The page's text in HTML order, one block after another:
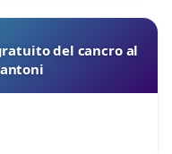
del cancro al